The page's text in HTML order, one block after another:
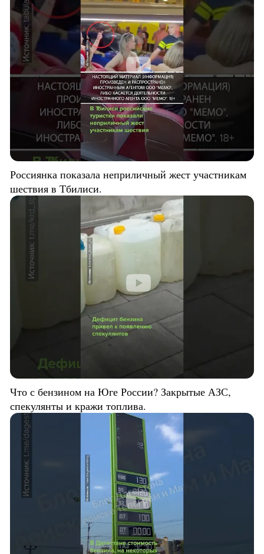
Россиянка показала неприличный жест участникам
шествия в Тбилиси.
Что с бензином на Юге России? Закрытые АЗС,
спекулянты и кражи топлива.